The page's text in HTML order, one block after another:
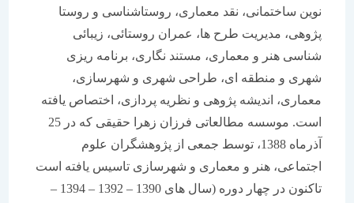
نوین ساختمانی، نقد معماری، روستاشناسی و روستا
پژوهی، مدیریت طرح ها، عمران روستائی، زیبائی
شناسی هنر و معماری، مستند نگاری، برنامه ریزی
شهری و منطقه ای، طراحی شهری و شهرسازی،
معماری، اندیشه پژوهی و نظریه پردازی، اختصاص یافته
است. موسسه مطالعاتی فرزان زهرا حقیقی که در 25
آذرماه 1388، توسط جمعی از پژوهشگران علوم
اجتماعی، هنر و معماری و شهرسازی تاسیس یافته است
تاکنون در چهار دوره (سال های 1390 – 1392 – 1394 –